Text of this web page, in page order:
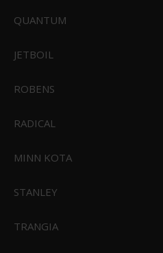
QUANTUM
JETBOIL
ROBENS
RADICAL
MINN KOTA
STANLEY
TRANGIA